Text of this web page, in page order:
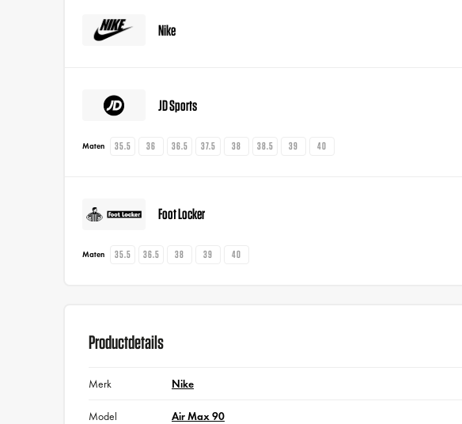
Nike
JD Sports
Maten 35.5 36 36.5 37.5 38 38.5 39 40
Foot Locker
Maten 35.5 36.5 38 39 40
Productdetails
Merk Nike
Model Air Max 90